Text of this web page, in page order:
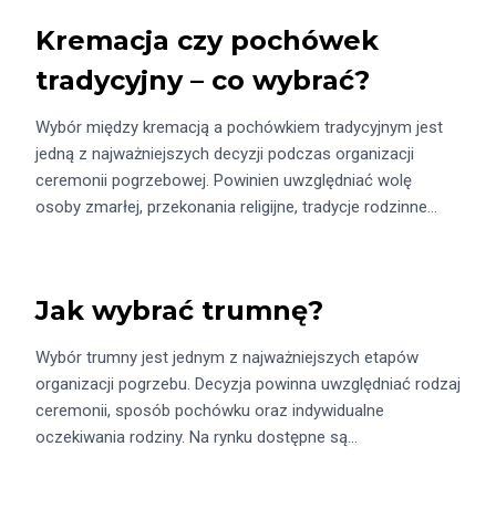
Kremacja czy pochówek
tradycyjny – co wybrać?
Wybór między kremacją a pochówkiem tradycyjnym jest
jedną z najważniejszych decyzji podczas organizacji
ceremonii pogrzebowej. Powinien uwzględniać wolę
osoby zmarłej, przekonania religijne, tradycje rodzinne…
Jak wybrać trumnę?
Wybór trumny jest jednym z najważniejszych etapów
organizacji pogrzebu. Decyzja powinna uwzględniać rodzaj
ceremonii, sposób pochówku oraz indywidualne
oczekiwania rodziny. Na rynku dostępne są…